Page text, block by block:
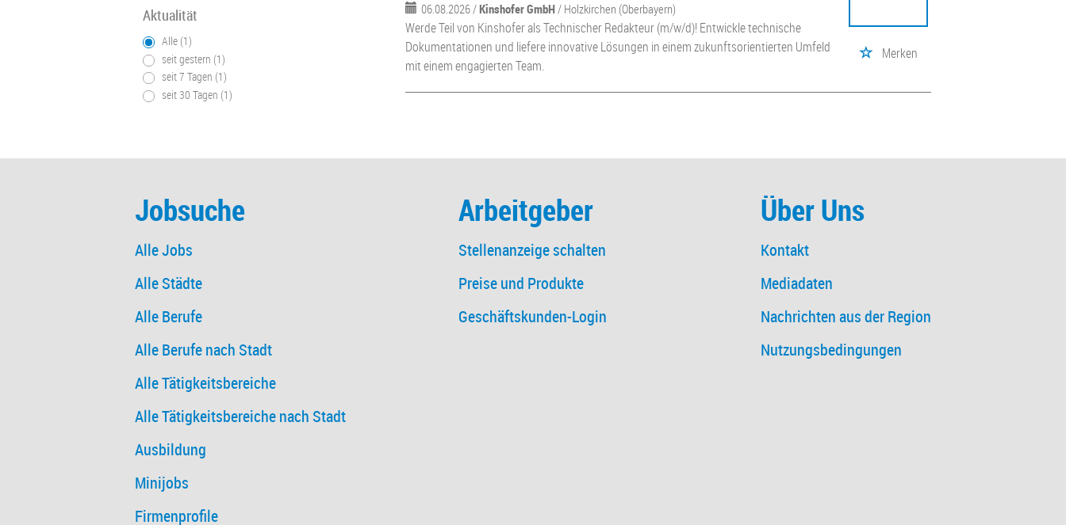
Aktualität
Alle (1)
seit gestern (1)
seit 7 Tagen (1)
seit 30 Tagen (1)
06.08.2026 /Kinshofer GmbH/ Holzkirchen (Oberbayern)
Werde Teil von Kinshofer als Technischer Redakteur (m/w/d)! Entwickle technische
Dokumentationen und liefere innovative Lösungen in einem zukunftsorientierten Umfeld
mit einem engagierten Team.
Merken
Jobsuche
Alle Jobs
Alle Städte
Alle Berufe
Alle Berufe nach Stadt
Alle Tätigkeitsbereiche
Alle Tätigkeitsbereiche nach Stadt
Ausbildung
Minijobs
Firmenprofile
Arbeitgeber
Stellenanzeige schalten
Preise und Produkte
Geschäftskunden-Login
Über Uns
Kontakt
Mediadaten
Nachrichten aus der Region
Nutzungsbedingungen